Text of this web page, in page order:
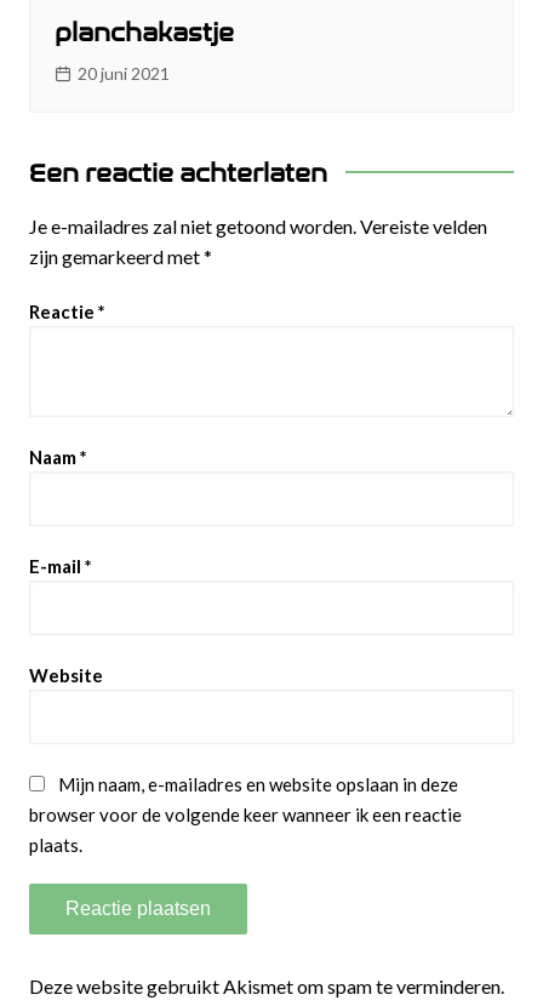
planchakastje
20 juni 2021
Een reactie achterlaten
Je e-mailadres zal niet getoond worden.Vereiste velden
zijn gemarkeerd met*
Reactie *
Naam*
E-mail *
Website
Mijn naam, e-mailadres en website opslaan in deze
browser voor de volgende keer wanneer ik een reactie
plaats.
Deze website gebruikt Akismet om spam te verminderen.